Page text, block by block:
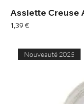
Assiette Creuse
Prix
1,39 €
Nouveauté 2025